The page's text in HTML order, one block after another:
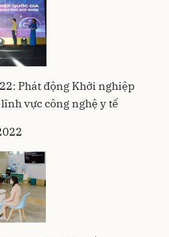
Phát động Khởi nghiệp
vực công nghệ y tế